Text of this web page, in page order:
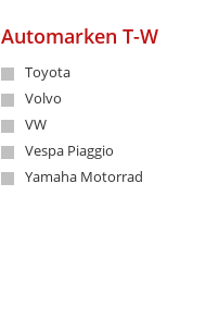
Automarken T-W
Toyota
Volvo
VW
Vespa Piaggio
Yamaha Motorrad